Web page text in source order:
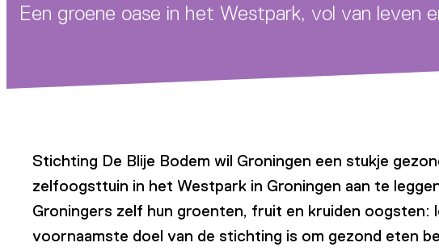
Een groene oase in het Westpark, vol van leven
Stichting De Blije Bodem wil Groningen een stukje
zelfoogsttuin in het Westpark in Groningen aan te
Groningers zelf hun groenten, fruit en kruiden oogsten:
voornaamste doel van de stichting is om gezond eten